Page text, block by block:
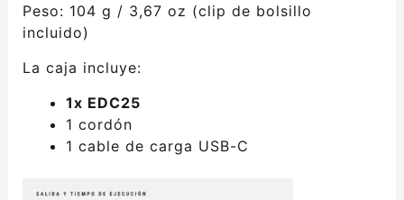
Peso: 104 g / 3,67 oz (clip de bolsillo
incluido)
La caja incluye:
1x EDC25
1 cordón
1 cable de carga USB-C